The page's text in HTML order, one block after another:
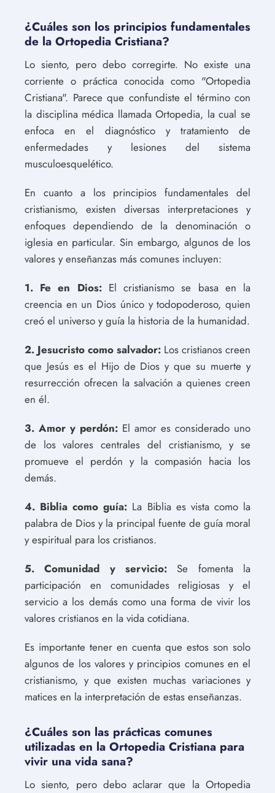
¿Cuáles son los principios fundamentales
de la Ortopedia Cristiana?
Lo siento, pero debo corregirte. No existe una
corriente o práctica conocida como "Ortopedia
Cristiana". Parece que confundiste el término con
la disciplina médica llamada Ortopedia, la cual se
enfoca en el diagnóstico y tratamiento de
enfermedades y lesiones del sistema
musculoesquelético.
En cuanto a los principios fundamentales del
cristianismo, existen diversas interpretaciones y
enfoques dependiendo de la denominación o
iglesia en particular. Sin embargo, algunos de los
valores y enseñanzas más comunes incluyen:
1. Fe en Dios:El cristianismo se basa en la
creencia en un Dios único y todopoderoso, quien
creó el universo y guía la historia de la humanidad.
2. Jesucristo como salvador: Los cristianos creen
que Jesús es el Hijo de Dios y que su muerte y
resurrección ofrecen la salvación a quienes creen
en él.
3. Amor y perdón: El amor es considerado uno
de los valores centrales del cristianismo, y se
promueve el perdón y la compasión hacia los
demás.
4. Biblia como guía: La Biblia es vista como la
palabra de Dios y la principal fuente de guía moral
y espiritual para los cristianos.
5. Comunidad y servicio: Se fomenta la
participación en comunidades religiosas y el
servicio a los demás como una forma de vivir los
valores cristianos en la vida cotidiana.
Es importante tener en cuenta que estos son solo
algunos de los valores y principios comunes en el
cristianismo, y que existen muchas variaciones y
matices en la interpretación de estas enseñanzas.
¿Cuáles son las prácticas comunes
utilizadas en la Ortopedia Cristiana para
vivir una vida sana?
Lo siento, pero debo aclarar que la Ortopedia